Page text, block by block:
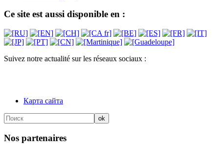
Ce site est aussi disponible en :
Suivez notre actualité sur les réseaux sociaux :
Карта сайта
Nos partenaires